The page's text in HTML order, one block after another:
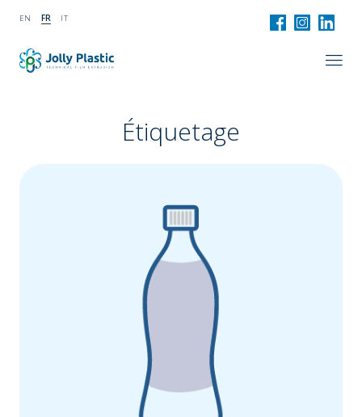
EN FR IT
Étiquetage